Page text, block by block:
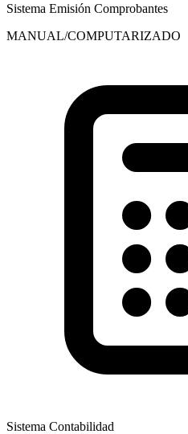
Sistema Emisión Comprobantes
MANUAL/COMPUTARIZADO
Sistema Contabilidad